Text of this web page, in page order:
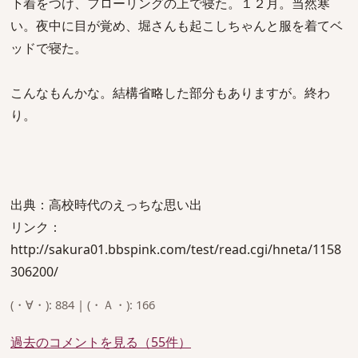
い。夜中に目が覚め、堀さんも起こしちゃんと服を着てベ
ッドで寝た。
こんなもんかな。結構省略した部分もありますが。終わ
り。
出典：高校時代のえっちな思い出
リンク：
http://sakura01.bbspink.com/test/read.cgi/hneta/1158
306200/
(・∀・): 884 | (・Ａ・): 166
過去のコメントを見る（55件）